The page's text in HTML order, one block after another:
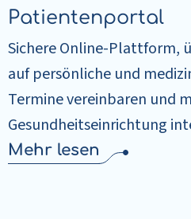
Patientenportal
Sichere Online-Plattform,
auf persönliche und
Termine vereinbaren und
Gesundheitseinrichtung
Mehr lesen